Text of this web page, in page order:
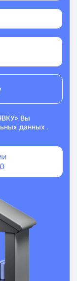
Вы
данных .